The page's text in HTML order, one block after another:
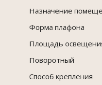
Назначение
Форма плафона
Площадь
Поворотный
Способ крепления